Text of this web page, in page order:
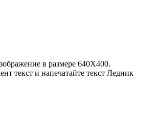
в размере 640X400.
текст и напечатайте текст Ледник